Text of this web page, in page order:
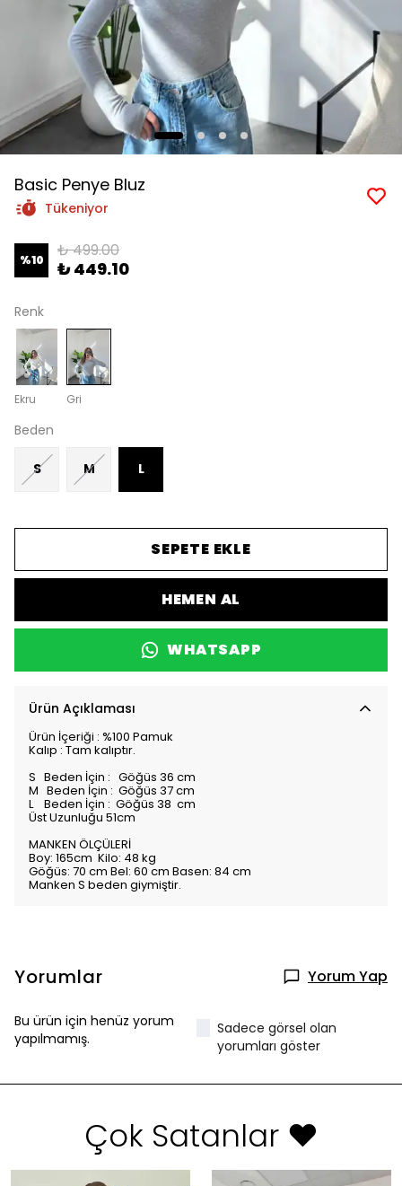
Basic Penye Bluz
Tükeniyor
%10 ₺ 499.00
₺ 449.10
Renk
Ekru Gri
Beden
S M L
SEPETE EKLE
HEMEN AL
WHATSAPP
Ürün Açıklaması
Ürün İçeriği : %100 Pamuk
Kalıp : Tam kalıptır.
S Beden İçin : Göğüs 36 cm
M Beden İçin : Göğüs 37 cm
L Beden İçin : Göğüs 38 cm
Üst Uzunluğu 51cm
MANKEN ÖLÇÜLERİ
Boy: 165cm Kilo: 48 kg
Göğüs: 70 cm Bel: 60 cm Basen: 84 cm
Manken S beden giymiştir.
Yorumlar Yorum Yap
Bu ürün için henüz yorum
yapılmamış.
Sadece görsel olan
yorumları göster
Çok Satanlar ❤️